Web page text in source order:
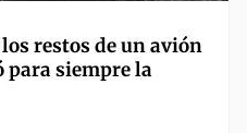
restos de un avión
para siempre la